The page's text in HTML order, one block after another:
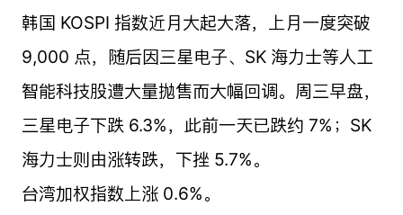
韩国 KOSPI 指数近月大起大落，上月一度突破
9,000 点，随后因三星电子、SK 海力士等人工
智能科技股遭大量抛售而大幅回调。周三早盘，
三星电子下跌 6.3%，此前一天已跌约 7%；SK
海力士则由涨转跌，下挫 5.7%。
台湾加权指数上涨 0.6%。